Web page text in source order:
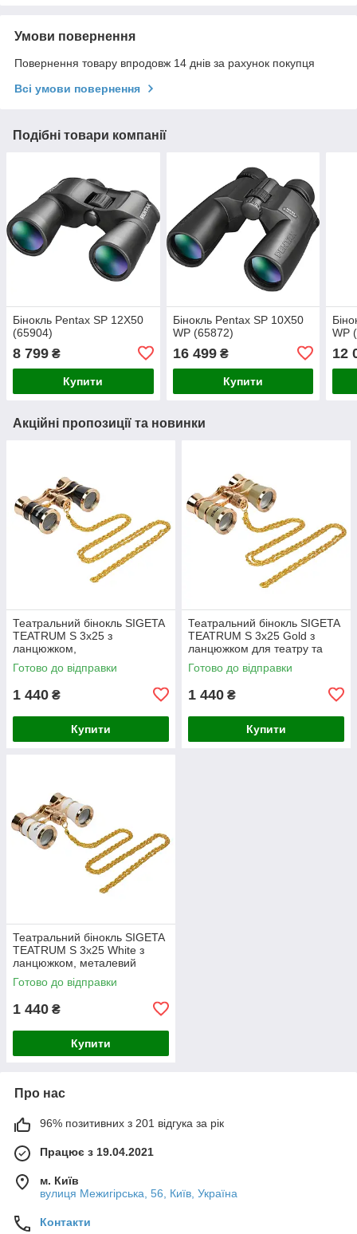
Умови повернення
Повернення товару впродовж 14 днів за рахунок покупця
Всі умови повернення
Подібні товари компанії
Бінокль Pentax SP 12X50
(65904)
8 799 ₴
Купити
Бінокль Pentax SP 10X50
WP (65872)
16 499₴
Купити
WP
12
Акційні пропозиції та новинки
Театральний бінокль SIGETA
TEATRUM S 3x25 з
ланцюжком,
Готово до відправки
1 440 ₴
Купити
Театральний бінокль SIGETA
TEATRUM S 3x25 Gold з
ланцюжком для театру та
опери
Готово до відправки
1 440 ₴
Купити
Театральний бінокль SIGETA
TEATRUM S 3x25 White з
ланцюжком, металевий
корпус
Готово до відправки
1 440 ₴
Купити
Про нас
96% позитивних з 201 відгука за рік
Працює з 19.04.2021
м. Київ
вулиця Межигірська, 56, Київ, Україна
Контакти